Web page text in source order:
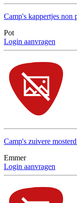
Camp's kappertjes non
Pot
Login aanvragen
Camp's zuivere
Emmer
Login aanvragen